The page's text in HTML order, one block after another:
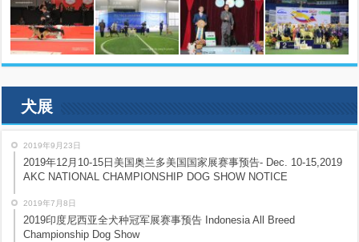
犬展
2019年9月23日
2019年12月10-15日美国奥兰多美国国家展赛事预告- Dec. 10-15,2019
AKC NATIONAL CHAMPIONSHIP DOG SHOW NOTICE
2019年7月8日
2019印度尼西亚全犬种冠军展赛事预告 Indonesia All Breed
Championship Dog Show